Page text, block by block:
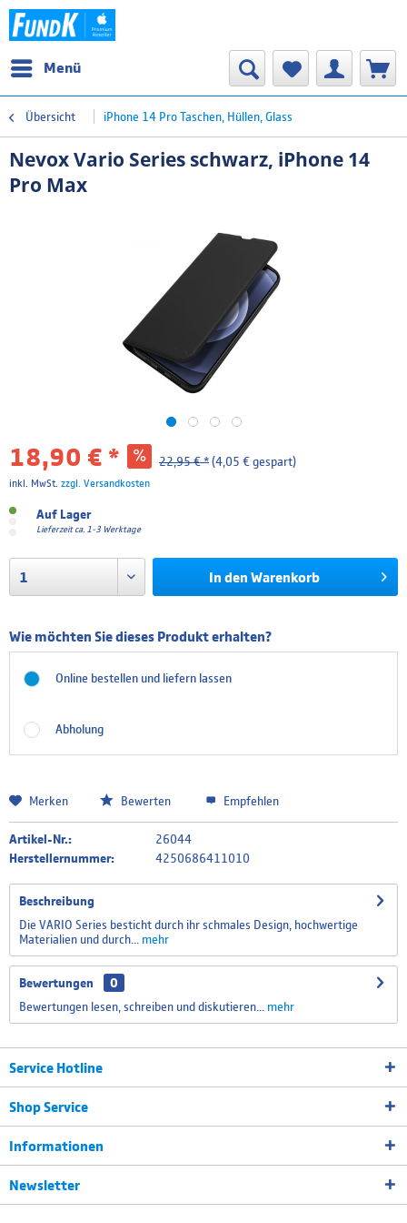
Menü
Übersicht iPhone 14 Pro Taschen, Hüllen, Glass
Nevox Vario Series schwarz, iPhone 14
Pro Max
18,90 € * 22,95 € *(4,05 € gespart)
inkl. MwSt. zzgl. Versandkosten
Auf Lager
Lieferzeit ca. 1-3 Werktage
In den Warenkorb
Wie möchten Sie dieses Produkt erhalten?
Online bestellen und liefern lassen
Abholung
Merken Bewerten Empfehlen
Artikel-Nr.:
26044
Herstellernummer:
4250686411010
Beschreibung
Die VARIO Series besticht durch ihr schmales Design, hochwertige
Materialien und durch...
mehr
Bewertungen
0
Bewertungen lesen, schreiben und diskutieren...
mehr
Service Hotline
Shop Service
Informationen
Newsletter